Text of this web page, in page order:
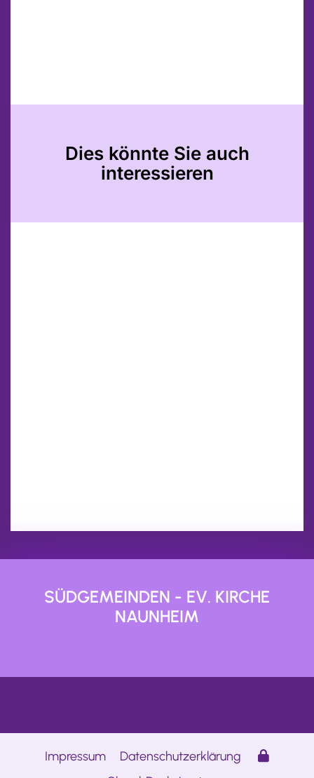
Dies könnte Sie auch
interessieren
SÜDGEMEINDEN - EV. KIRCHE
NAUNHEIM
Impressum
Datenschutzerklärung